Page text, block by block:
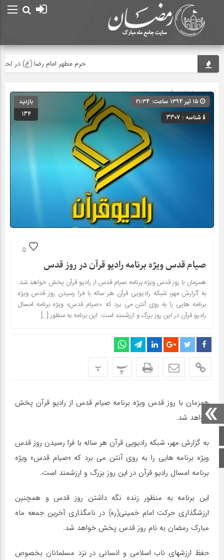
اینستاگرام
حرم مطهر امام رضا (ع) در لحظه
صفحه اصلی» گروه » دسته‌بندی نشده
شناسه : 3307
بازدید
134
5
صیام قدس ویژه برنامه رادیو قرآن در روز قدس
همزمان با روز قدس ویژه برنامه صیام قدس از رادیو قرآن پخش خواهد شد.
به گزارش مهر، شبکه رادیویی قرآن هر ساله با فرا رسیدن روز قدس ویژه
برنامه هایی را به روی آنتن می برد که «صیام قدس» ویژه برنامه امسال
رادیو قرآن در این روز بزرگ و ارزشمند است. این برنامه به منظور […]
پ پ
همزمان با روز قدس ویژه برنامه صیام قدس از رادیو قرآن پخش
خواهد شد.
به گزارش مهر، شبکه رادیویی قرآن هر ساله با فرا رسیدن روز قدس
ویژه برنامه هایی را به روی آنتن می برد که «صیام قدس» ویژه
برنامه امسال رادیو قرآن در این روز بزرگ و ارزشمند است.
این برنامه به منظور زنده نگه داشتن روز قدس و همچنین
ارزشگذاری حرکت امام خمینی(ره) در نامگذاری آخرین جمعه ماه
مبارک رمضان به نام روز قدس پخش خواهد شد.
حفظ ارزشهای ناب اسلامی و انسانی در نزد مسلمانان بخصوص